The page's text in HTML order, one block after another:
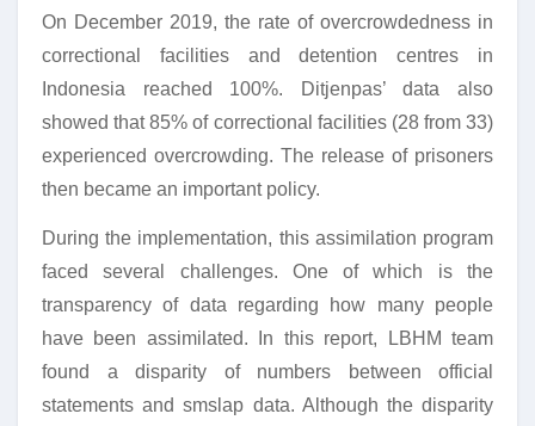
On December 2019, the rate of overcrowdedness in
correctional facilities and detention centres in
Indonesia reached 100%. Ditjenpas’ data also
showed that 85% of correctional facilities (28 from 33)
experienced overcrowding. The release of prisoners
then became an important policy.
During the implementation, this assimilation program
faced several challenges. One of which is the
transparency of data regarding how many people
have been assimilated. In this report, LBHM team
found a disparity of numbers between official
statements and smslap data. Although the disparity